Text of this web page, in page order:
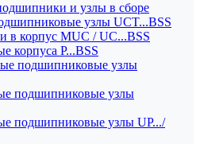
и узлы в сборе
узлы UCT...BSS
корпус MUC / UC...BSS
корпуса P...BSS
подшипниковые узлы
подшипниковые узлы
подшипниковые узлы UP.../